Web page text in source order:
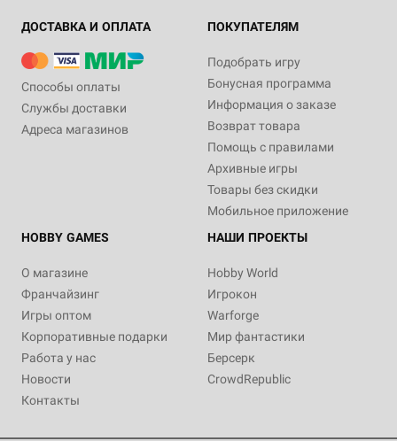
ДОСТАВКА И ОПЛАТА
Способы оплаты
Службы доставки
Адреса магазинов
ПОКУПАТЕЛЯМ
Подобрать игру
Бонусная программа
Информация о заказе
Возврат товара
Помощь с правилами
Архивные игры
Товары без скидки
Мобильное приложение
HOBBY GAMES
О магазине
Франчайзинг
Игры оптом
Корпоративные подарки
Работа у нас
Новости
Контакты
НАШИ ПРОЕКТЫ
Hobby World
Игрокон
Warforge
Мир фантастики
Берсерк
CrowdRepublic